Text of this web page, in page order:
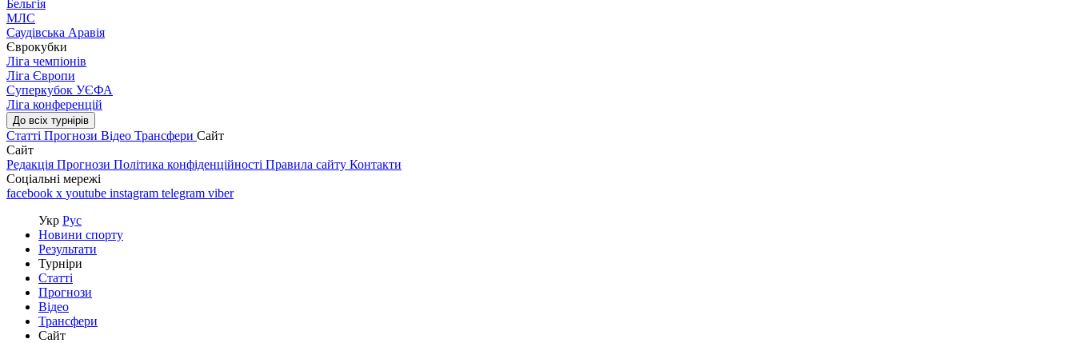
Бельгія
МЛС
Саудівська Аравія
Єврокубки
Ліга чемпіонів
Ліга Європи
Суперкубок УЄФА
Ліга конференцій
До всіх турнірів
Статті Прогнози Відео Трансфери Сайт
Сайт
Редакція Прогнози Політика конфіденційності Правила сайту Контакти
Соціальні мережі
facebook x youtube instagram telegram viber
Укр Рус
Новини спорту
Результати
Турніри
Статті
Прогнози
Відео
Трансфери
Сайт